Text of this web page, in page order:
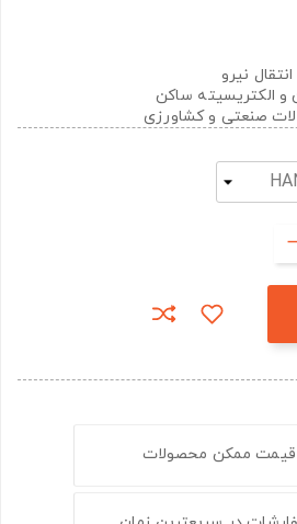
نیرو
و الکتریسیته ساکن
صنعتی و کشاورزی
قیمت ممکن محصولات